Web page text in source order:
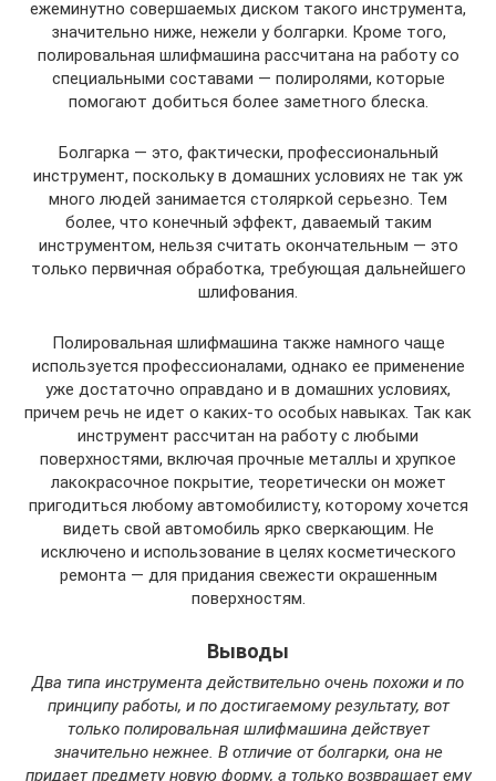
ежеминутно совершаемых диском такого инструмента,
значительно ниже, нежели у болгарки. Кроме того,
полировальная шлифмашина рассчитана на работу со
специальными составами — полиролями, которые
помогают добиться более заметного блеска.
Болгарка — это, фактически, профессиональный
инструмент, поскольку в домашних условиях не так уж
много людей занимается столяркой серьезно. Тем
более, что конечный эффект, даваемый таким
инструментом, нельзя считать окончательным — это
только первичная обработка, требующая дальнейшего
шлифования.
Полировальная шлифмашина также намного чаще
используется профессионалами, однако ее применение
уже достаточно оправдано и в домашних условиях,
причем речь не идет о каких-то особых навыках. Так как
инструмент рассчитан на работу с любыми
поверхностями, включая прочные металлы и хрупкое
лакокрасочное покрытие, теоретически он может
пригодиться любому автомобилисту, которому хочется
видеть свой автомобиль ярко сверкающим. Не
исключено и использование в целях косметического
ремонта — для придания свежести окрашенным
поверхностям.
Выводы
Два типа инструмента действительно очень похожи и по
принципу работы, и по достигаемому результату, вот
только полировальная шлифмашина действует
значительно нежнее. В отличие от болгарки, она не
придает предмету новую форму, а только возвращает ему